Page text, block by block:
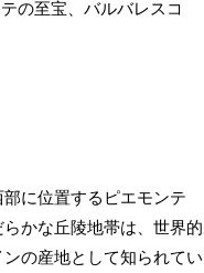
に位置するピエモンテ
かな丘陵地帯は、世界的
の産地として知られてい